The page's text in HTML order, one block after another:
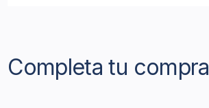
Completa tu compra